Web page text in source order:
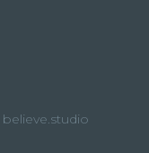
believe.studio